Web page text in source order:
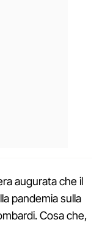
augurata che il
pandemia sulla
Cosa che,